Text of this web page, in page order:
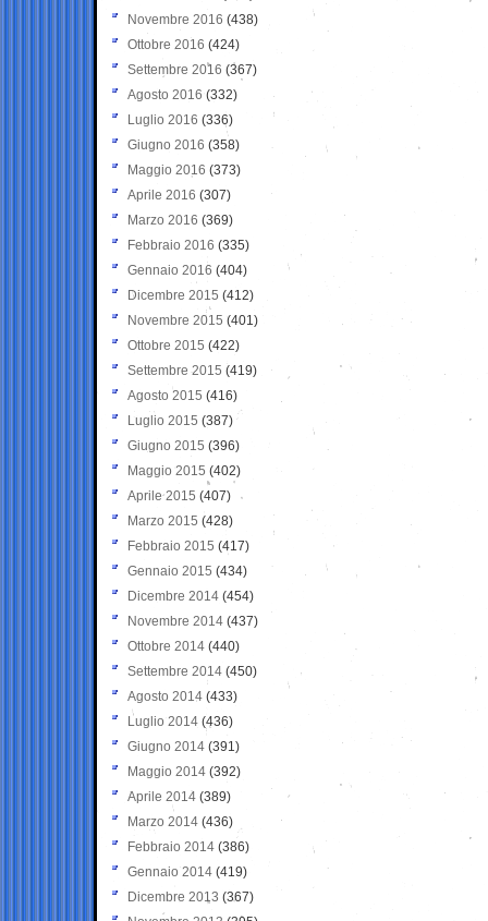
Novembre 2016 (438)
Ottobre 2016 (424)
Settembre 2016 (367)
Agosto 2016 (332)
Luglio 2016 (336)
Giugno 2016 (358)
Maggio 2016 (373)
Aprile 2016 (307)
Marzo 2016 (369)
Febbraio 2016 (335)
Gennaio 2016 (404)
Dicembre 2015 (412)
Novembre 2015 (401)
Ottobre 2015 (422)
Settembre 2015 (419)
Agosto 2015 (416)
Luglio 2015 (387)
Giugno 2015 (396)
Maggio 2015 (402)
Aprile 2015 (407)
Marzo 2015 (428)
Febbraio 2015 (417)
Gennaio 2015 (434)
Dicembre 2014 (454)
Novembre 2014 (437)
Ottobre 2014 (440)
Settembre 2014 (450)
Agosto 2014 (433)
Luglio 2014 (436)
Giugno 2014 (391)
Maggio 2014 (392)
Aprile 2014 (389)
Marzo 2014 (436)
Febbraio 2014 (386)
Gennaio 2014 (419)
Dicembre 2013 (367)